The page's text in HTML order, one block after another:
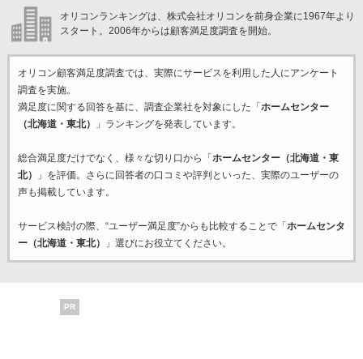
オリコンランキングは、株式会社オリコンを前身企業に1967年より
スタート。2006年からは顧客満足度調査を開始。
オリコン顧客満足度調査では、実際にサービスを利用した 人にアンケート
調査を実施。
満足度に関する回答を基に、調査企業社を対象にした「ホームセンター
（北海道・東北）
」ランキングを発表しています。
総合満足度だけでなく、様々な切り口から「ホームセンター（北海道・東
北）
」を評価。さらに回答者の口コミや評判といった、実際のユーザーの
声も掲載しています。
サービス検討の際、“ユーザー満足度”からも比較することで「ホームセンタ
ー（北海道・東北）
」選びにお役立てください。
PR